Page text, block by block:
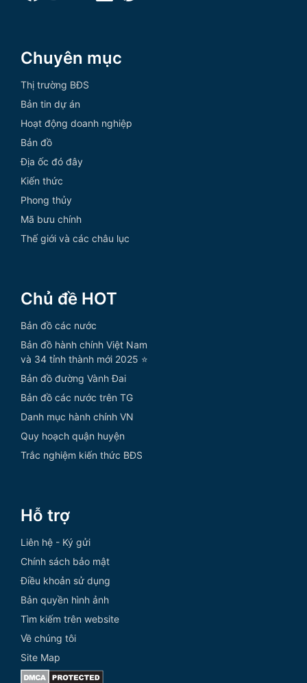
Chuyên mục
Thị trường BĐS
Bản tin dự án
Hoạt động doanh nghiệp
Bản đồ
Địa ốc đó đây
Kiến thức
Phong thủy
Mã bưu chính
Thế giới và các châu lục
Chủ đề HOT
Bản đồ các nước
Bản đồ hành chính Việt Nam
và 34 tỉnh thành mới 2025 ⭐
Bản đồ đường Vành Đai
Bản đồ các nước trên TG
Danh mục hành chính VN
Quy hoạch quận huyện
Trắc nghiệm kiến thức BĐS
Hỗ trợ
Liên hệ - Ký gửi
Chính sách bảo mật
Điều khoản sử dụng
Bản quyền hình ảnh
Tìm kiếm trên website
Về chúng tôi
Site Map